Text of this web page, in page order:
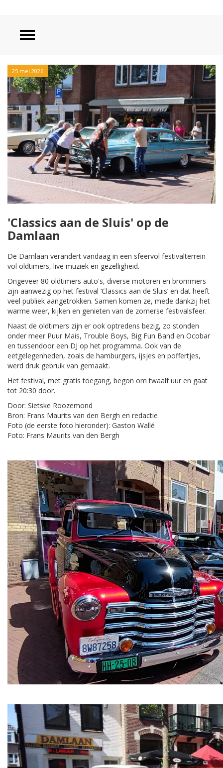
25 mei 2026
'Classics aan de Sluis' op de
Damlaan
De Damlaan verandert vandaag in een sfeervol festivalterrein
vol oldtimers, live muziek en gezelligheid.
Ongeveer 80 oldtimers auto's, diverse motoren en brommers
zijn aanwezig op het festival ‘Classics aan de Sluis’ en dat heeft
veel publiek aangetrokken. Samen komen ze, mede dankzij het
warme weer, kijken en genieten van de zomerse festivalsfeer.
Naast de oldtimers zijn er ook optredens bezig, zo stonden
onder meer Puur Mais, Trouble Boys, Big Fun Band en Ocobar
en tussendoor een DJ op het programma. Ook van de
eetgelegenheden, zoals de hamburgers, ijsjes en poffertjes,
werd druk gebruik van gemaakt.
Het festival, met gratis toegang, begon om twaalf uur en gaat
tot 20:30 door.
Door: Sietske Roozemond
Bron: Frans Maurits van den Bergh en redactie
Foto (de eerste foto hieronder): Gaston Wallé
Foto: Frans Maurits van den Bergh